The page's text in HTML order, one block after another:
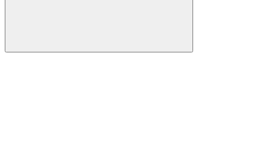
Buscar